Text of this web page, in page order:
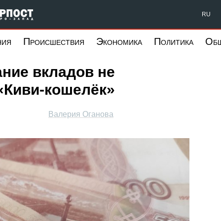
Форпост Северо-Запад RU
Происшествия Экономика Политика
вкладов не
кошелёк»
Валерия Оганова